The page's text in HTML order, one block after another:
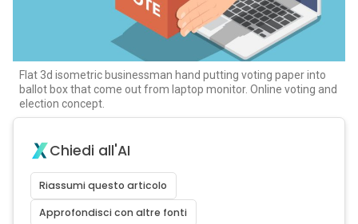
Flat 3d isometric businessman hand putting voting paper into
ballot box that come out from laptop monitor. Online voting and
election concept.
Chiedi all'AI
Riassumi questo articolo
Approfondisci con altre fonti